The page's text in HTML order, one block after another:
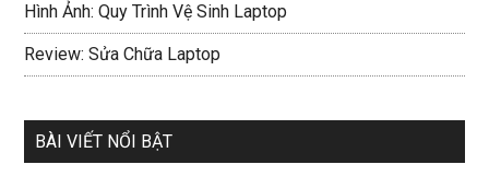
Hình Ảnh: Quy Trình Vệ Sinh Laptop
Review: Sửa Chữa Laptop
BÀI VIẾT NỔI BẬT